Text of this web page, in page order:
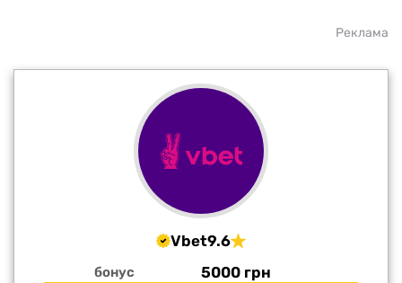
Реклама
Vbet9.6
бонус 5000 грн